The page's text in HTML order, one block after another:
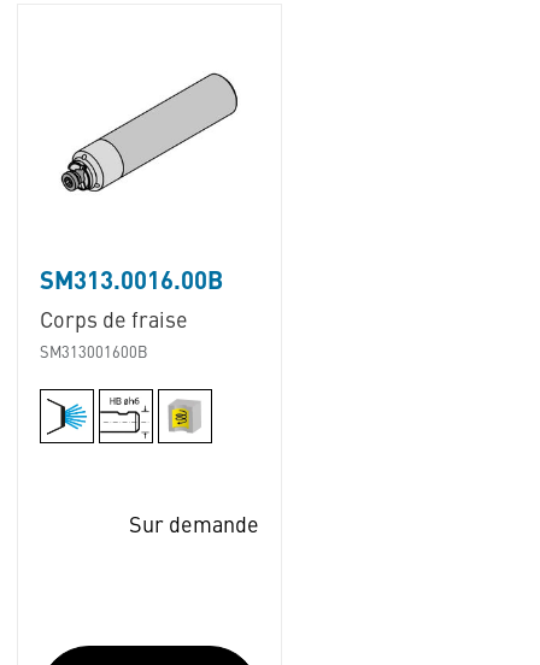
SM313.0016.00B
Corps de fraise
SM313001600B
Sur demande